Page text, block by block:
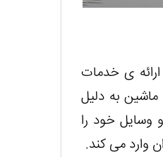
ی خدمات
به دلیل
وسایل خود را
وارد می کند.